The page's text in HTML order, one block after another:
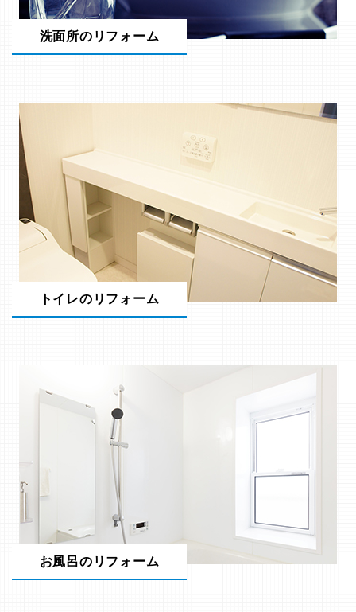
洗面所のリフォーム
トイレのリフォーム
お風呂のリフォーム